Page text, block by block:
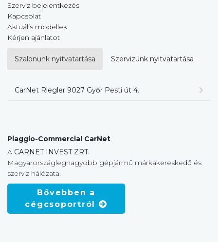
Szerviz bejelentkezés
Kapcsolat
Aktuális modellek
Kérjen ajánlatot
Szalonunk nyitvatartása Szervizünk nyitvatartása
CarNet Riegler 9027 Győr Pesti út 4.
Piaggio-Commercial CarNet
A CARNET INVEST ZRT.
Magyarországlegnagyobb gépjármű márkakereskedő és
szerviz hálózata.
Bővebben a
cégcsoportról